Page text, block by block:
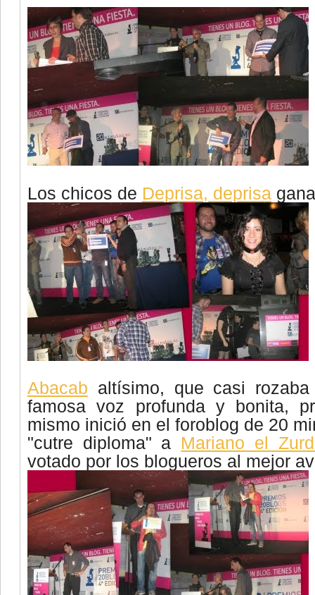
Los chicos de Deprisa, deprisa
Abacab altísimo, que casi
famosa voz profunda y bonita,
mismo inició en el foroblog de 20
"cutre diploma" a Mariano el
votado por los blogueros al mejor